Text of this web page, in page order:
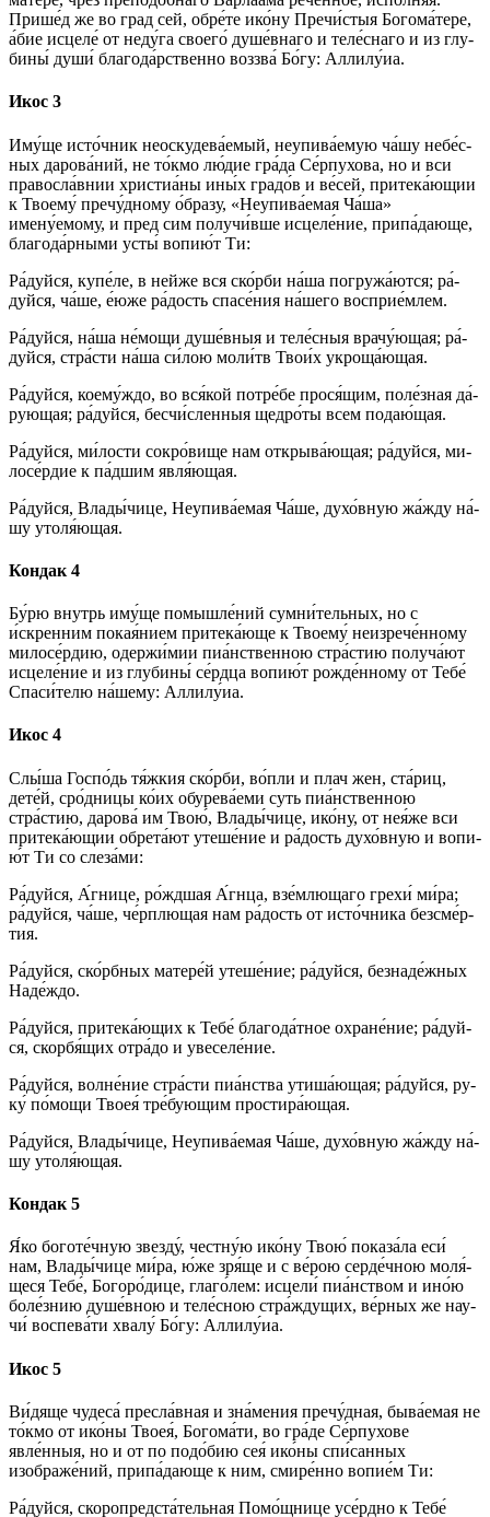
При­ше́д же во град сей, обре́те ико́­ну Пречи́стыя Бо­го­ма́­те­ре,
а́бие исцеле́ от не­ду́­га сво­его́ душе́внаго и теле́снаго и из глу­
би­ны́ ду­ши́ бла­го­да́р­ствен­но воззва́ Бо́­гу: Алли­лу́иа.
Икос 3
Иму́ще ис­то́ч­ник неоскудева́емый, неупива́емую ча́шу не­бе́с­
ных да­ро­ва́­ний, не то́кмо лю́­дие гра́­да Се́рпухова, но и вси
пра­во­сла́в­нии христиа́ны ины́х гра­до́в и ве́­сей, притека́ющии
к Тво­ему́ пречу́дному о́б­ра­зу, «Неупива́емая Ча́ша»
имену́емому, и пред сим по­лу­чи́в­ше ис­це­ле́­ние, при­па́­даю­ще,
бла­го­да́р­ны­ми ус­ты́ во­пи­ю́т Ти:
Ра́­дуй­ся, купе́ле, в ней­же вся ско́р­би на́­ша погружа́ются; ра́­
дуй­ся, ча́ше, е́ю­же ра́­дость спа­се́­ния на́­ше­го восприе́млем.
Ра́­дуй­ся, на́­ша не́­мо­щи ду­ше́в­ныя и те­ле́с­ныя врачу́ющая; ра́­
дуй­ся, стра́с­ти на́­ша си́­лою мо­ли́тв Тво­и́х укроща́ющая.
Ра́­дуй­ся, коему́ждо, во вся́­кой потре́бе про­ся́­щим, по­ле́з­ная да́­
рую­щая; ра́­дуй­ся, бесчи́сленныя щед­ро́­ты всем по­даю́­щая.
Ра́­дуй­ся, ми́­лос­ти со­кро́­ви­ще нам от­кры­ва́ю­щая; ра́­дуй­ся, ми­
ло­се́р­дие к па́дшим яв­ля́ю­щая.
Ра́­дуй­ся, Вла­ды́­чи­це, Неупива́емая Ча́ше, духо́вную жа́жду на́­
шу утоля́ющая.
Кондак 4
Бу́­рю внутрь иму́ще по­мыш­ле́­ний су­мни́­тель­ных, но с
и́скренним покая́нием притека́юще к Тво­ему́ неизрече́нному
милосе́рдию, одержи́мии пиа́нственною стра́стию получа́ют
ис­це­ле́­ние и из глу­би­ны́ се́рд­ца во­пи­ю́т рожде́нному от Те­бе́
Спа­си́­те­лю на́­ше­му: Алли­лу́иа.
Икос 4
Слы́­ша Гос­по́дь тя́жкия ско́р­би, во́пли и плач жен, ста́риц,
дете́й, сро́дницы ко́их обурева́еми суть пиа́нственною
стра́стию, да­ро­ва́ им Твою́, Вла­ды́­чи­це, ико́­ну, от нея́же вси
притека́ющии обрета́ют уте­ше́­ние и ра́­дость духо́вную и во­пи­
ю́т Ти со сле­за́­ми:
Ра́­дуй­ся, А́гнице, ро́жд­шая А́гнца, взе́млющаго гре­хи́ ми́­ра;
ра́­дуй­ся, ча́ше, че́рплющая нам ра́­дость от ис­то́ч­ни­ка без­сме́р­
тия.
Ра́­дуй­ся, ско́рб­ных матере́й уте­ше́­ние; ра́­дуй­ся, безнаде́жных
На­де́ж­до.
Ра́­дуй­ся, при­те­ка́ю­щих к Те­бе́ благода́тное охране́ние; ра́­дуй­
ся, скор­бя́­щих от­ра́­до и уве­се­ле́­ние.
Ра́­дуй­ся, волне́ние стра́с­ти пиа́нства утиша́ющая; ра́­дуй­ся, ру­
ку́ по́­мо­щи Твоея́ тре́­бую­щим простира́ющая.
Ра́­дуй­ся, Вла­ды́­чи­це, Неупива́емая Ча́ше, духо́вную жа́жду на́­
шу утоля́ющая.
Кондак 5
Я́ко боготе́чную звезду́, чест­ну́ю ико́­ну Твою́ показа́ла еси́
нам, Вла­ды́­чи­це ми́­ра, ю́же зря́ще и с ве́­рою серде́чною мо­ля́­
ще­ся Те­бе́, Бо­го­ро́­ди­це, гла­го́­лем: ис­це­ли́ пиа́нством и ино́ю
боле́знию душе́вною и теле́сною стра́ждущих, ве́р­ных же нау­
чи́ вос­пе­ва́­ти хва­лу́ Бо́­гу: Алли­лу́иа.
Икос 5
Ви́­дя­ще чу­де­са́ пре­сла́в­ная и зна́­ме­ния пречу́дная, быва́емая не
то́кмо от ико́­ны Твоея́, Бо­го­ма́­ти, во гра́­де Се́рпухове
явле́нныя, но и от по подо́бию сея́ ико́­ны спи́санных
изображе́ний, при­па́­даю­ще к ним, смире́нно во­пи­е́м Ти:
Ра́­дуй­ся, скоропредста́тельная По­мо́щ­ни­це усе́рд­но к Те­бе́